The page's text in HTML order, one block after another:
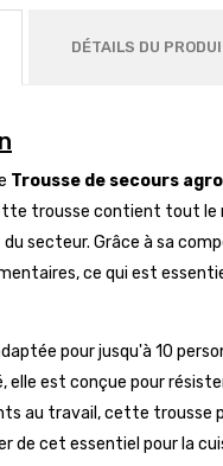
DÉTAILS DU
Trousse de secours
trousse contient tout le
secteur. Grâce à sa
ce qui est
pour jusqu'à 10
elle est conçue pour
au travail, cette trousse
de cet essentiel pour la